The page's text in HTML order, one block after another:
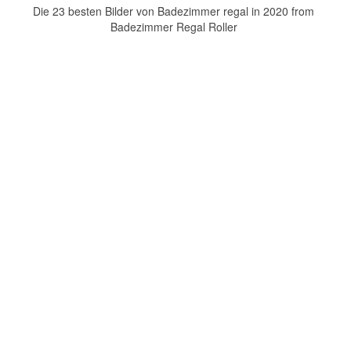
Die 23 besten Bilder von Badezimmer regal in 2020 from
Badezimmer Regal Roller